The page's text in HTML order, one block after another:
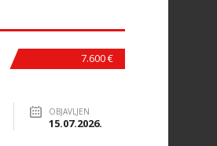
7.600 €
OBJAVLJEN
15.07.2026.